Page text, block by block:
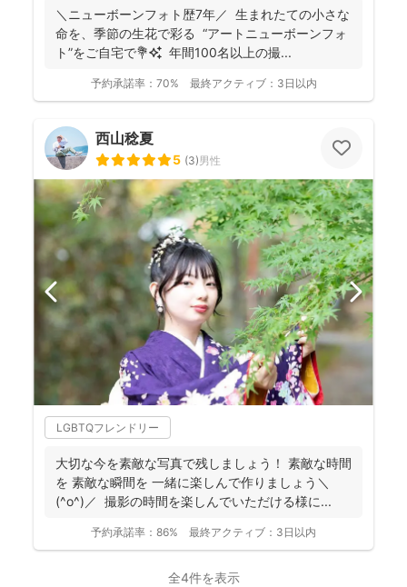
＼ニューボーンフォト歴7年／ 生まれたての小さな
命を、季節の生花で彩る “アートニューボーンフォ
ト”をご自宅で💐✨ 年間100名以上の撮...
予約承諾率： 70% 最終アクティブ： 3日以内
西山稔夏
5 (3)男性
LGBTQフレンドリー
大切な今を素敵な写真で残しましょう！ 素敵な時間
を 素敵な瞬間を 一緒に楽しんで作りましょう＼
(^o^)／ 撮影の時間を楽しんでいただける様に...
予約承諾率： 86% 最終アクティブ： 3日以内
全4件を表示